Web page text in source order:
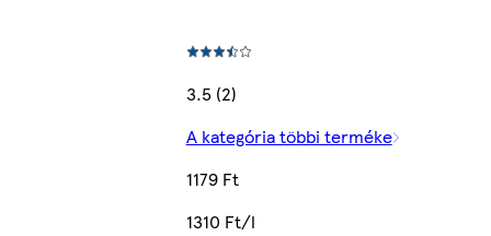
3.5 (2)
A kategória többi terméke
1179 Ft
1310 Ft/l